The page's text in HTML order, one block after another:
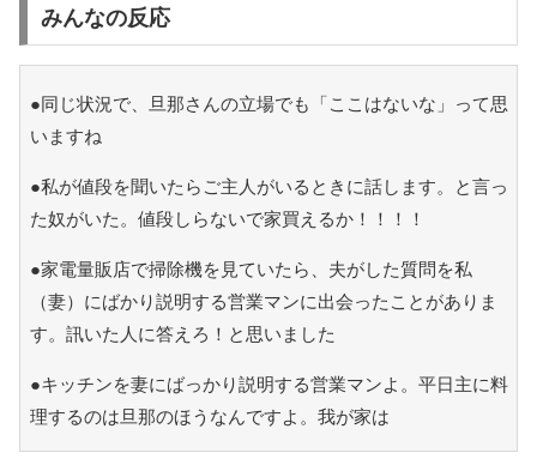
みんなの反応
●同じ状況で、旦那さんの立場でも「ここはないな」って思
いますね
●私が値段を聞いたらご主人がいるときに話します。と言っ
た奴がいた。値段しらないで家買えるか！！！！
●家電量販店で掃除機を見ていたら、夫がした質問を私
（妻）にばかり説明する営業マンに出会ったことがありま
す。訊いた人に答えろ！と思いました
●キッチンを妻にばっかり説明する営業マンよ。平日主に料
理するのは旦那のほうなんですよ。我が家は